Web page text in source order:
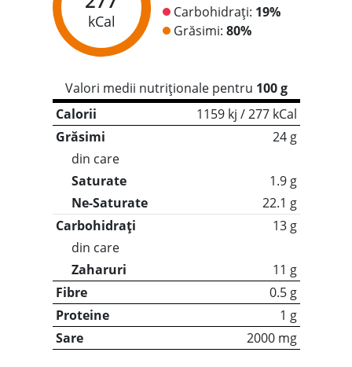
kCal
Carbohidrați: 19%
Grăsimi: 80%
Valori medii nutriționale pentru 100 g
Calorii
1159 kj / 277 kCal
Grăsimi
24 g
din care
Saturate
1.9 g
Ne-Saturate
22.1 g
Carbohidrați
13 g
din care
Zaharuri
11 g
Fibre
0.5 g
Proteine
1 g
Sare
2000 mg